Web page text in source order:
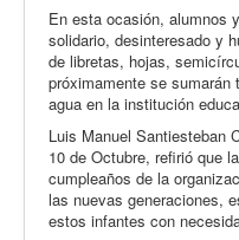
En esta ocasión, alumnos
solidario, desinteresado y
de libretas, hojas,
próximamente se sumarán
agua en la institución
Luis Manuel Santiesteban
10 de Octubre, refirió que
cumpleaños de la
las nuevas generaciones,
estos infantes con